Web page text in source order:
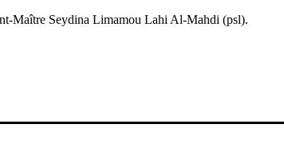
Maître Seydina Limamou Lahi Al-Mahdi (psl).